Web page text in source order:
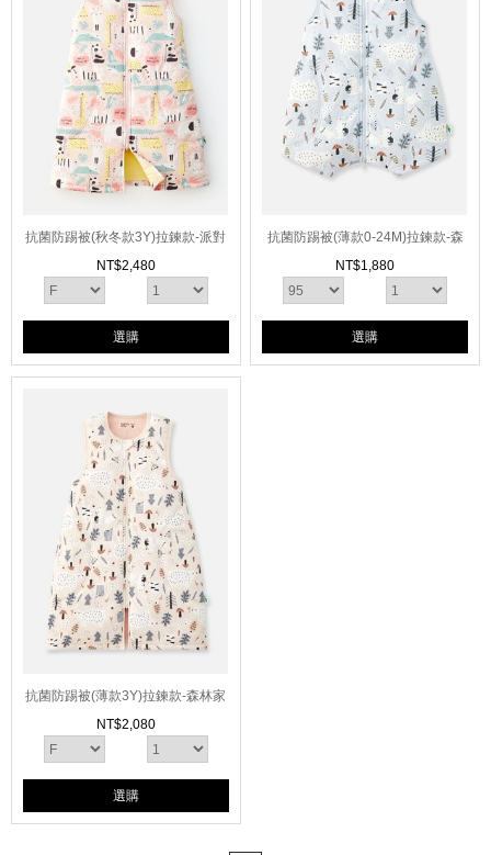
抗菌防踢被(秋冬款3Y)拉鍊款-派對
動物
NT$2,480
選購
抗菌防踢被(薄款0-24M)拉鍊款-森
林家族
NT$1,880
選購
抗菌防踢被(薄款3Y)拉鍊款-森林家
族
NT$2,080
選購